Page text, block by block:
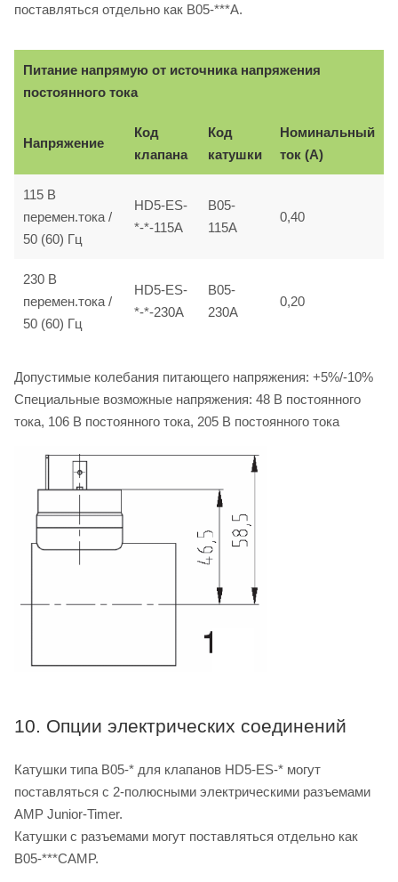
поставляться отдельно как B05-***A.
Питание напрямую от источника напряжения
постоянного тока
Напряжение
Код
клапана
Код
катушки
Номинальный
ток (A)
115 B
перемен.тока /
50 (60) Гц
HD5-ES-
*-*-115A
B05-
115A
0,40
230 B
перемен.тока /
50 (60) Гц
HD5-ES-
*-*-230A
B05-
230A
0,20
Допустимые колебания питающего напряжения: +5%/-10%
Специальные возможные напряжения: 48 B постоянного
тока, 106 B постоянного тока, 205 B постоянного тока
10. Опции электрических соединений
Катушки типа B05-* для клапанов HD5-ES-* могут
поставляться с 2-полюсными электрическими разъемами
AMP Junior-Timer.
Катушки с разъемами могут поставляться отдельно как
B05-***CAMP.